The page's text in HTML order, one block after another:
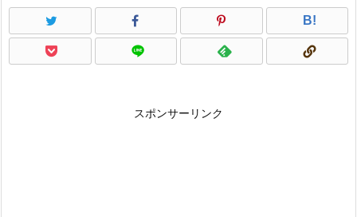
B!
スポンサーリンク